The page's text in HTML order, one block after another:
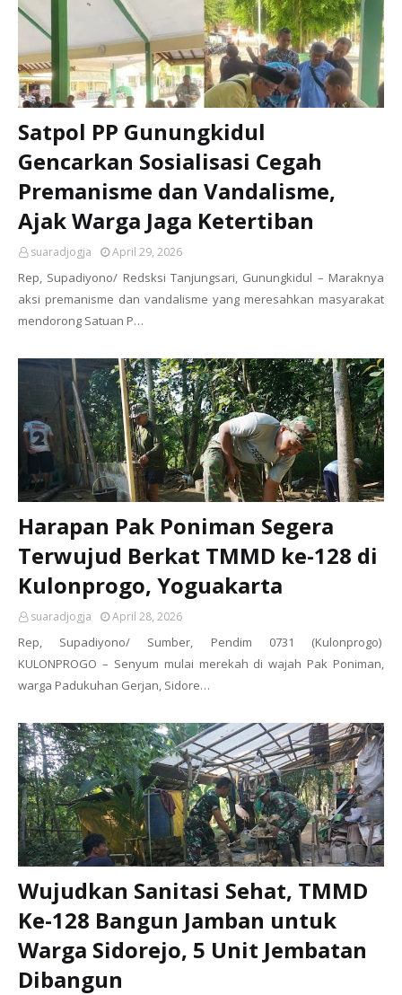
Satpol PP Gunungkidul
Gencarkan Sosialisasi Cegah
Premanisme dan Vandalisme,
Ajak Warga Jaga Ketertiban
suaradjogja April 29, 2026
Rep, Supadiyono/ Redsksi Tanjungsari, Gunungkidul – Maraknya
aksi premanisme dan vandalisme yang meresahkan masyarakat
mendorong Satuan P…
Harapan Pak Poniman Segera
Terwujud Berkat TMMD ke-128 di
Kulonprogo, Yoguakarta
suaradjogja April 28, 2026
Rep, Supadiyono/ Sumber, Pendim 0731 (Kulonprogo)
KULONPROGO – Senyum mulai merekah di wajah Pak Poniman,
warga Padukuhan Gerjan, Sidore…
Wujudkan Sanitasi Sehat, TMMD
Ke-128 Bangun Jamban untuk
Warga Sidorejo, 5 Unit Jembatan
Dibangun